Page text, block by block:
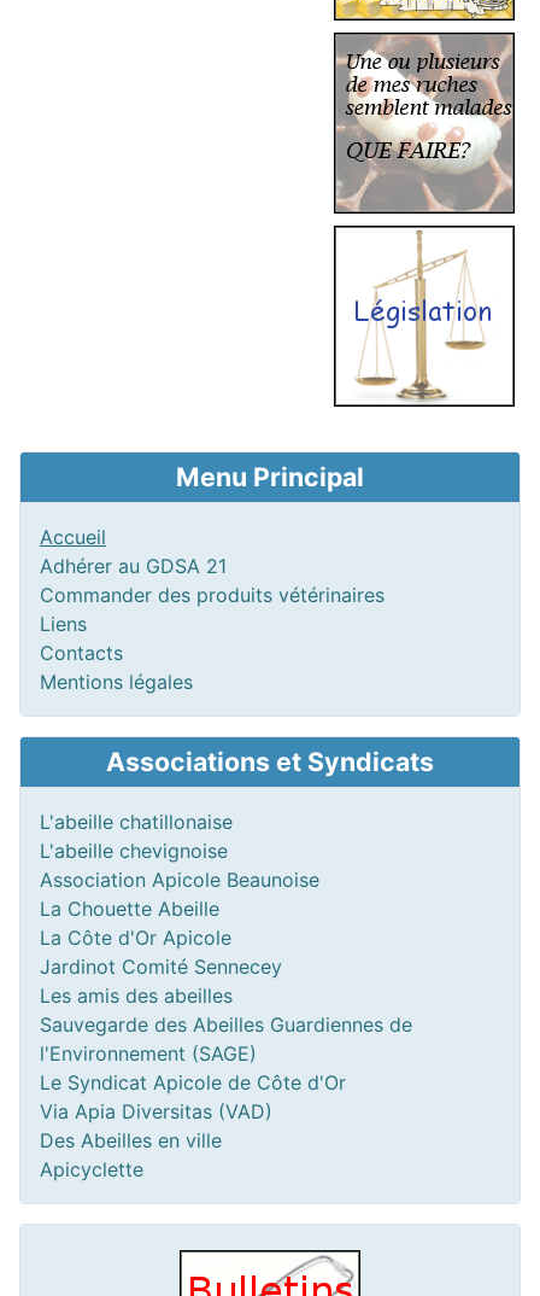
Menu Principal
Accueil
Adhérer au GDSA 21
Commander des produits vétérinaires
Liens
Contacts
Mentions légales
Associations et Syndicats
L'abeille chatillonaise
L'abeille chevignoise
Association Apicole Beaunoise
La Chouette Abeille
La Côte d'Or Apicole
Jardinot Comité Sennecey
Les amis des abeilles
Sauvegarde des Abeilles Guardiennes de
l'Environnement (SAGE)
Le Syndicat Apicole de Côte d'Or
Via Apia Diversitas (VAD)
Des Abeilles en ville
Apicyclette